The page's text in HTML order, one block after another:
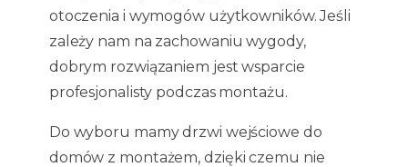
otoczenia i wymogów użytkowników. Jeśli
zależy nam na zachowaniu wygody,
dobrym rozwiązaniem jest wsparcie
profesjonalisty podczas montażu.
Do wyboru mamy drzwi wejściowe do
domów z montażem, dzięki czemu nie